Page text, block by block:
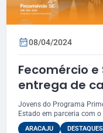
08/04/2024
Fecomércio
entrega de
jovens do
Emprego
Jovens do Programa
Estado em parceria com o
ARACAJU DESTAQUES